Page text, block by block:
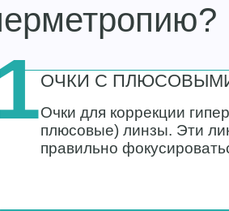
ОЧКИ С
Очки для коррекции
плюсовые) линзы. Эти
правильно